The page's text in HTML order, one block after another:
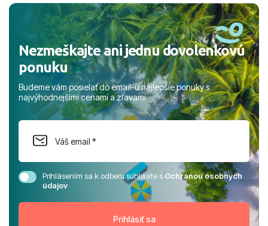
Nezmeškajte ani jednu dovolenkovú
ponuku
Budeme vám posielať do email-u najlepšie ponuky s
najvýhodnejšími cenami a zľavami
Prihlásením sa k odberu súhlasíte sOchranou osobných
údajov